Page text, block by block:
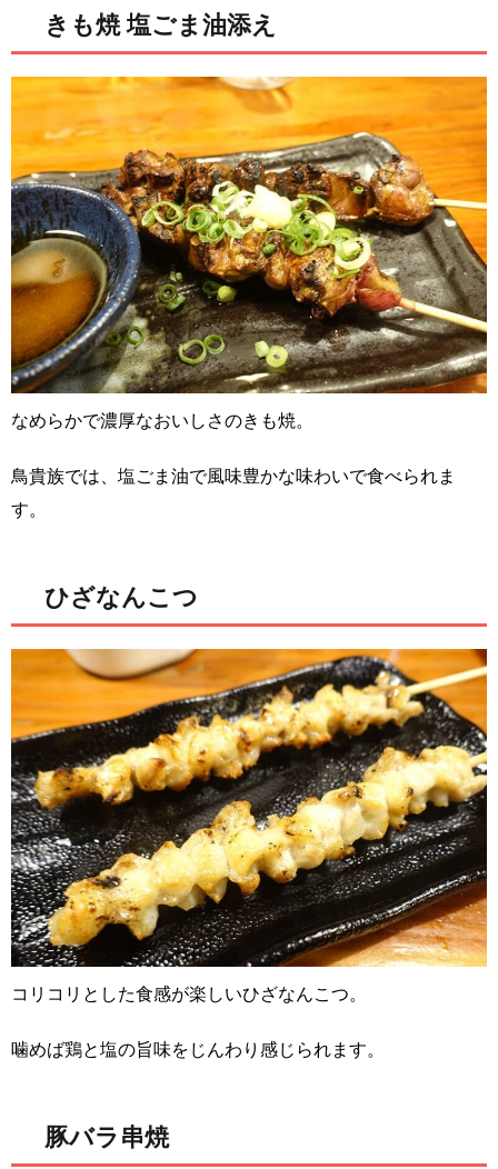
きも焼 塩ごま油添え
なめらかで濃厚なおいしさのきも焼。
鳥貴族では、塩ごま油で風味豊かな味わいで食べられま
す。
ひざなんこつ
コリコリとした食感が楽しいひざなんこつ。
噛めば鶏と塩の旨味をじんわり感じられます。
豚バラ串焼